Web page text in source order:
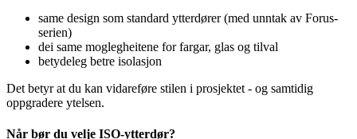
same design som standard ytterdører (med unntak av Forus-
serien)
dei same moglegheitene for fargar, glas og tilval
betydeleg betre isolasjon
Det betyr at du kan vidareføre stilen i prosjektet - og samtidig
oppgradere ytelsen.
Når bør du velje ISO-ytterdør?